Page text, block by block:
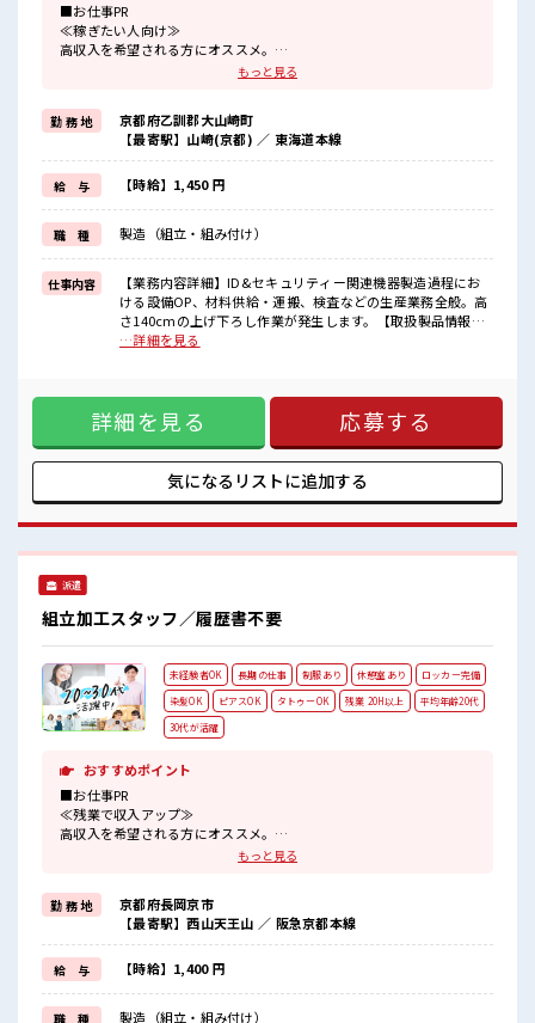
■お仕事PR
≪稼ぎたい人向け≫
高収入を希望される方にオススメ。
残業は月20時間以上あります♪
週末は家族や友人と一緒にプライベート満喫！
≪髪型自由≫
基本的に髪色自由で明るすぎたり奇抜でなければOKです！
(規定有)≪機能的な制服アリ≫
制服があるので、
毎日の服装の悩み解消♪
≪初めての仕事だけど自分にもできそう≫
新しいことにチャレンジするのは不安だけど、
しっかり働く環境が整っています！
イチからスキルUP・ステップUP目指していきましょう！
■職場の雰囲気
髪型にこだわりのあるアナタは必見！
職場にはロッカー完備！
私物の置きすぎには注意が必要ですね★
もっと見る
勤 務 地
京都府乙訓郡大山崎町
【最寄駅】山崎(京都) ／ 東海道本線
給 与 【時給】1,450 円
職 種 製造（組立・組み付け）
仕事内容
【業務内容詳細】ID&セキュリティー関連機器製造過程にお
ける設備OP、材料供給・運搬、検査などの生産業務全般。高
さ140cmの上げ下ろし作業が発生します。【取扱製品情報】
ID&セキュリティー関連機器 ■お仕事PR ≪稼ぎたい人向け≫
ト満喫！ ≪髪型自由≫ 基本的に髪色自由で明るすぎたり奇抜
でなければOKです！ (規定有)≪機能的な制服アリ≫ 制服があ
るので、 毎日の服装の悩み解消♪ ≪初めての仕事だけど自分
にもできそう≫ 新しいことにチャレンジするのは不安だけ
ど、 しっかり働く環境が整っています！ イチからスキルUP・
ステップUP目指していきましょう！ ■職場の雰囲気 髪型にこ
っくりできるスペース完備！ 職場にはロッカー完備！ 私物の
置きすぎには注意が必要ですね★
…詳細を見る
詳細を見る 応募する
気になるリストに追加する
派遣
組立加工スタッフ／履歴書不要
未経験者OK 長期の仕事 制服あり 休憩室あり
ロッカー完備
染髪OK
ピアスOK タトゥーOK 残業 20H以上
平均年齢20代
30代が活躍
おすすめポイント
■お仕事PR
≪残業で収入アップ≫
高収入を希望される方にオススメ。
残業は月20時間以上あります♪
明るすぎたり奇抜でなければ基本的に自由！
(規定有)≪ラクラク制服アリ≫
制服があるので、
毎日の服装の悩み解消♪
≪未経験OKの仕事≫
新しいことにチャレンジするのは不安だけど、
しっかり働く環境が整っています！
もっと見る
勤 務 地
京都府長岡京市
【最寄駅】西山天王山 ／ 阪急京都本線
給 与 【時給】1,400 円
職 種 製造（組立・組み付け）